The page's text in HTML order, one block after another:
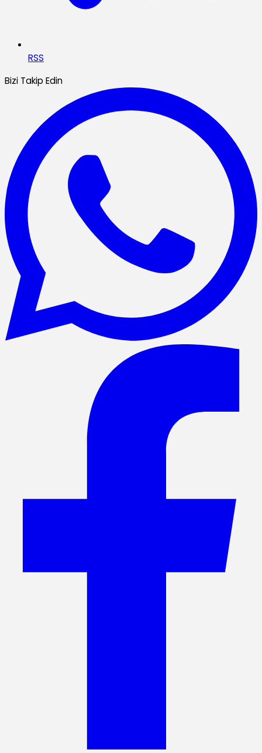
RSS
Bizi Takip Edin